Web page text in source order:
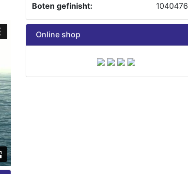
Boten gefinisht:
1040476
Online shop